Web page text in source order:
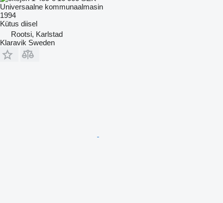
Universaalne kommunaalmasin
1994
Kütus diisel
Rootsi, Karlstad
Klaravik Sweden